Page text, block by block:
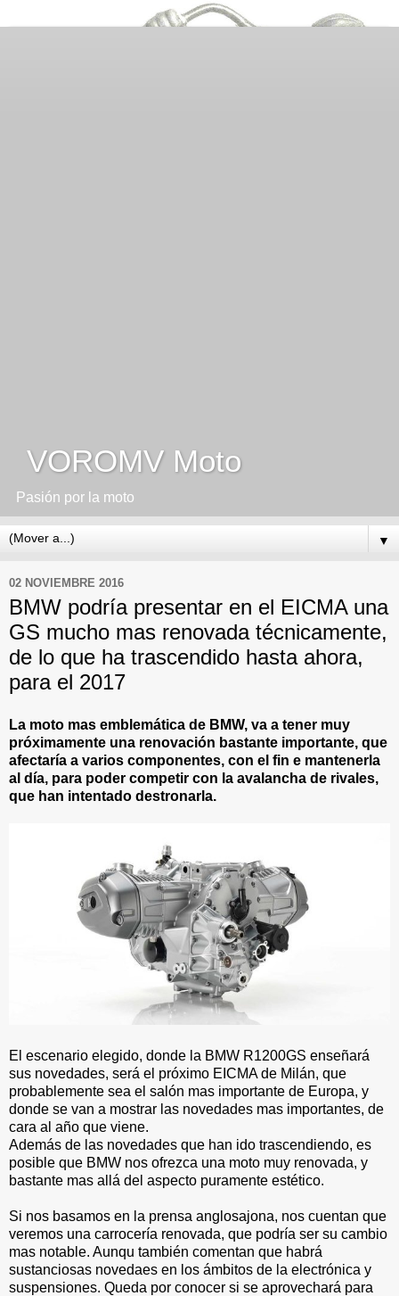
VOROMV Moto
Pasión por la moto
▼
02 NOVIEMBRE 2016
BMW podría presentar en el EICMA una
GS mucho mas renovada técnicamente,
de lo que ha trascendido hasta ahora,
para el 2017
La moto mas emblemática de BMW, va a tener muy
próximamente una renovación bastante importante, que
afectaría a varios componentes, con el fin e mantenerla
al día, para poder competir con la avalancha de rivales,
que han intentado destronarla.
El escenario elegido, donde la BMW R1200GS enseñará
sus novedades, será el próximo EICMA de Milán, que
probablemente sea el salón mas importante de Europa, y
donde se van a mostrar las novedades mas importantes, de
cara al año que viene.
Además de las novedades que han ido trascendiendo, es
posible que BMW nos ofrezca una moto muy renovada, y
bastante mas allá del aspecto puramente estético.
Si nos basamos en la prensa anglosajona, nos cuentan que
veremos una carrocería renovada, que podría ser su cambio
mas notable. Aunqu también comentan que habrá
sustanciosas novedaes en los ámbitos de la electrónica y
suspensiones. Queda por conocer si se aprovechará para